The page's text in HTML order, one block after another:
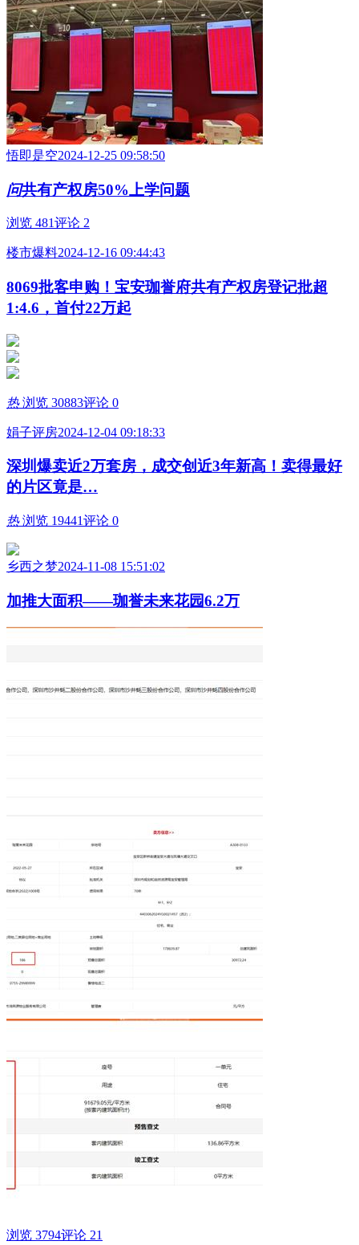
悟即是空2024-12-25 09:58:50
问共有产权房50%上学问题
浏览 481评论 2
楼市爆料2024-12-16 09:44:43
8069批客申购！宝安珈誉府共有产权房登记批超
1:4.6，首付22万起
热 浏览 30883评论 0
娟子评房2024-12-04 09:18:33
深圳爆卖近2万套房，成交创近3年新高！卖得最好
的片区竟是…
热 浏览 19441评论 0
乡西之梦2024-11-08 15:51:02
加推大面积——珈誉未来花园6.2万
浏览 3794评论 21